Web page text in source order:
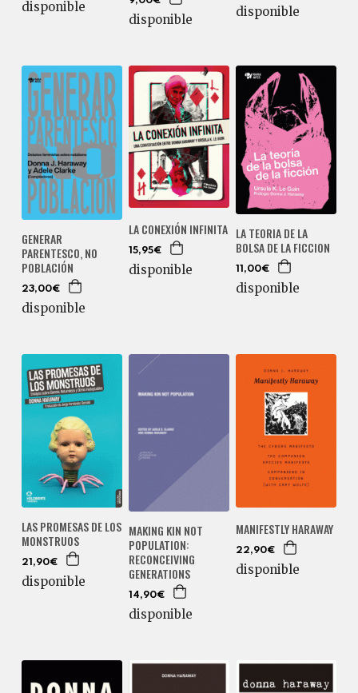
disponible
disponible disponible
GENERAR
PARENTESCO, NO
POBLACIÓN
23,00€
disponible
LA CONEXIÓN INFINITA
15,95€
disponible
LA TEORIA DE LA
BOLSA DE LA FICCION
11,00€
disponible
LAS PROMESAS DE LOS
MONSTRUOS
21,90€
disponible
MAKING KIN NOT
POPULATION:
RECONCEIVING
GENERATIONS
14,90€
disponible
MANIFESTLY HARAWAY
22,90€
disponible